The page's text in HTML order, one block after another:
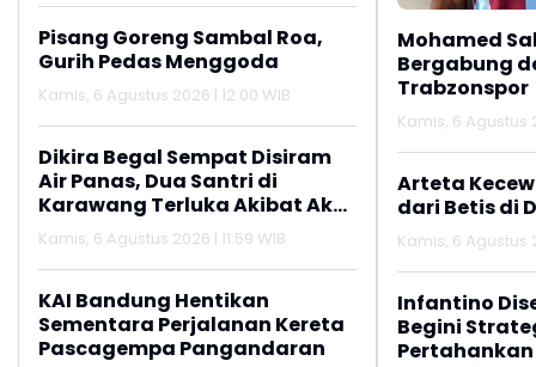
Pisang Goreng Sambal Roa,
Gurih Pedas Menggoda
Kamis, 6 Agustus 2026 | 12:00 WIB
Dikira Begal Sempat Disiram
Air Panas, Dua Santri di
Karawang Terluka Akibat Aksi
Oknum Linmas
Kamis, 6 Agustus 2026 | 11:59 WIB
KAI Bandung Hentikan
Sementara Perjalanan Kereta
Pascagempa Pangandaran
Mohamed
Bergabung
Trabzonspor
Kamis, 6 Agustus
Arteta
dari Betis di
Kamis, 6 Agustus
Infantino
Begini